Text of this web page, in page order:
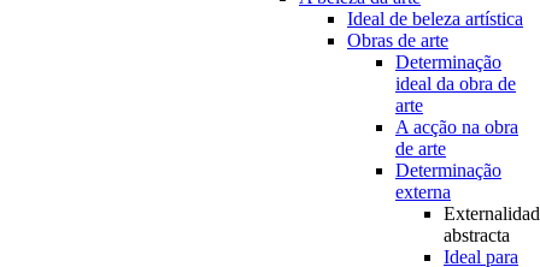
Ideal de beleza artística
Obras de arte
Determinação
ideal da obra de
arte
A acção na obra
de arte
Determinação
externa
abstracta
Ideal para